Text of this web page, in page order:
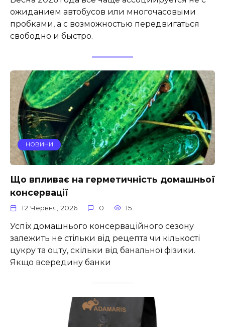
ожиданием автобусов или многочасовыми
пробками, а с возможностью передвигаться
свободно и быстро.
НОВИНИ
Що впливає на герметичність домашньої
консервації
12 Червня, 2026 0 15
Успіх домашнього консерваційного сезону
залежить не стільки від рецепта чи кількості
цукру та оцту, скільки від банальної фізики.
Якщо всередину банки